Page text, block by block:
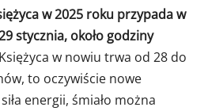
w 2025 roku przypada w
stycznia, około godziny
Księżyca w nowiu trwa od 28 do
to oczywiście nowe
energii, śmiało można